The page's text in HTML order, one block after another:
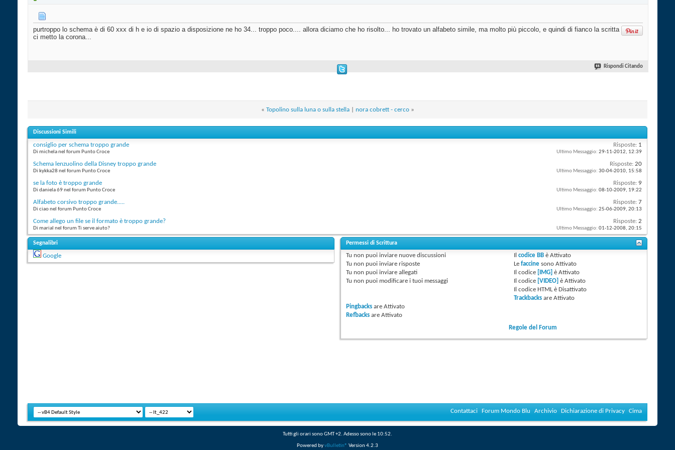
purtroppo lo schema è di 60 xxx di h e io di spazio a disposizione ne ho 34... troppo poco.... allora diciamo che ho risolto... ho trovato un alfabeto simile, ma molto più piccolo, e quindi di fianco la scritta
ci metto la corona...
Rispondi Citando
« Topolino sulla luna o sulla stella| nora cobrett - cerco »
Discussioni Simili
consiglio per schema troppo grande
Di michela nel forum Punto Croce
Risposte: 1
Ultimo Messaggio: 29-11-2012, 12:39
Schema lenzuolino della Disney troppo grande
Di kykka28 nel forum Punto Croce
Risposte: 20
Ultimo Messaggio: 30-04-2010, 15:58
se la foto è troppo grande
Di daniela 69 nel forum Punto Croce
Risposte: 9
Ultimo Messaggio: 08-10-2009, 19:22
Alfabeto corsivo troppo grande.....
Di ciao nel forum Punto Croce
Risposte: 7
Ultimo Messaggio: 25-06-2009, 20:13
Come allego un file se il formato è troppo grande?
Di marial nel forum Ti serve aiuto?
Risposte: 2
Ultimo Messaggio: 01-12-2008, 20:15
Segnalibri
Google
Permessi di Scrittura
Tu non puoi inviare nuove discussioni
Tu non puoi inviare risposte
Tu non puoi inviare allegati
Tu non puoi modificare i tuoi messaggi
Ilcodice BB èAttivato
Lefaccine sonoAttivato
Il codice
[IMG] èAttivato
Il codice [VIDEO] èAttivato
Il codice HTML è Disattivato
Trackbacks areAttivato
Pingbacks areAttivato
Refbacks areAttivato
Regole del Forum
Contattaci Forum Mondo Blu Archivio Dichiarazione di Privacy Cima
Tutti gli orari sono GMT +2. Adesso sono le 10:52.
Powered byvBulletin® Version 4.2.3